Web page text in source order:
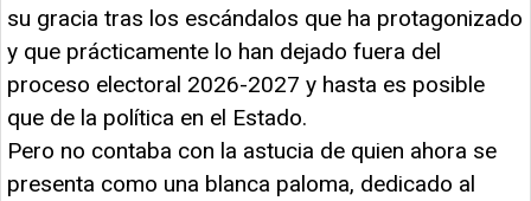
su gracia tras los escándalos que ha protagonizado
y que prácticamente lo han dejado fuera del
proceso electoral 2026-2027 y hasta es posible
que de la política en el Estado.
Pero no contaba con la astucia de quien ahora se
presenta como una blanca paloma, dedicado al